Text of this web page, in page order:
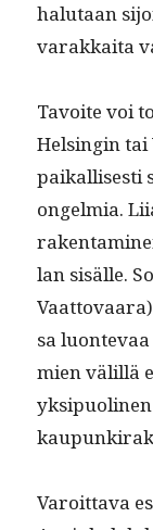
halu­taan
varakkai­ta
Tavoite voi
Helsin­gin tai
paikallis­es­ti
ongelmia.
lan sisälle.
sa
mien välil­lä
Varoit­ta­va